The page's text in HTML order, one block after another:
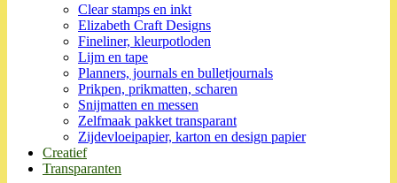
Clear stamps en inkt
Elizabeth Craft Designs
Fineliner, kleurpotloden
Lijm en tape
Planners, journals en bulletjournals
Prikpen, prikmatten, scharen
Snijmatten en messen
Zelfmaak pakket transparant
Zijdevloeipapier, karton en design papier
Creatief
Transparanten